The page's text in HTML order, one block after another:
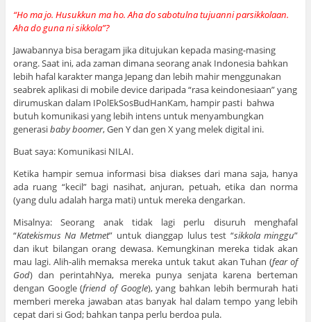
“Ho ma jo. Husukkun ma ho. Aha do sabotulna tujuanni parsikkolaan.
Aha do guna ni sikkola”?
Jawabannya bisa beragam jika ditujukan kepada masing-masing
orang. Saat ini, ada zaman dimana seorang anak Indonesia bahkan
lebih hafal karakter manga Jepang dan lebih mahir menggunakan
seabrek aplikasi di mobile device daripada “rasa keindonesiaan” yang
dirumuskan dalam IPolEkSosBudHanKam, hampir pasti bahwa
butuh komunikasi yang lebih intens untuk menyambungkan
generasibaby boomer, Gen Y dan gen X yang melek digital ini.
Buat saya: Komunikasi NILAI.
Ketika hampir semua informasi bisa diakses dari mana saja, hanya
ada ruang “kecil” bagi nasihat, anjuran, petuah, etika dan norma
(yang dulu adalah harga mati) untuk mereka dengarkan.
Misalnya: Seorang anak tidak lagi perlu disuruh menghafal
“Katekismus Na Metmet” untuk dianggap lulus test “sikkola minggu”
dan ikut bilangan orang dewasa. Kemungkinan mereka tidak akan
mau lagi. Alih-alih memaksa mereka untuk takut akan Tuhan (fear of
God) dan perintahNya, mereka punya senjata karena berteman
dengan Google (friend of Google), yang bahkan lebih bermurah hati
memberi mereka jawaban atas banyak hal dalam tempo yang lebih
cepat dari si God; bahkan tanpa perlu berdoa pula.